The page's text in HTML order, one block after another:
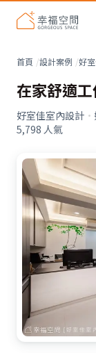
首頁 設計案例 好
在家舒適工
好室佳室內設計 ·
5,798 人氣